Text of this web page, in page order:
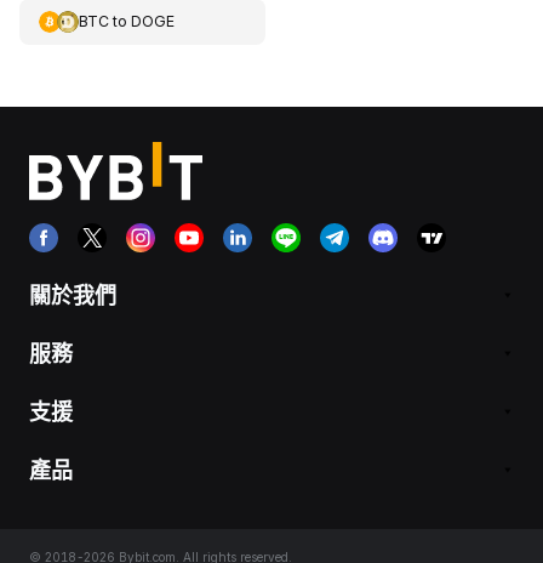
BTCto DOGE
關於我們
服務
支援
產品
© 2018-2026 Bybit.com. All rights reserved.